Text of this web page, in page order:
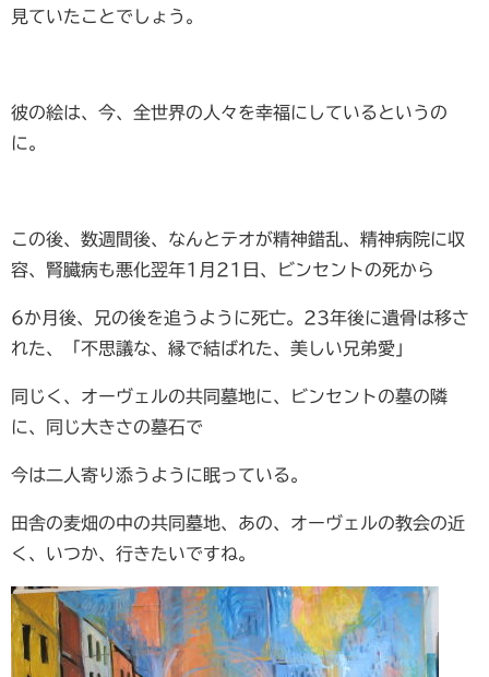
見ていたことでしょう。
彼の絵は、今、全世界の人々を幸福にしているというの
に。
この後、数週間後、なんとテオが精神錯乱、精神病院に収
容、腎臓病も悪化翌年1月21日、ビンセントの死から
6か月後、兄の後を追うように死亡。23年後に遺骨は移さ
れた、「不思議な、縁で結ばれた、美しい兄弟愛」
同じく、オーヴェルの共同墓地に、ビンセントの墓の隣
に、同じ大きさの墓石で
今は二人寄り添うように眠っている。
田舎の麦畑の中の共同墓地、あの、オーヴェルの教会の近
く、いつか、行きたいですね。